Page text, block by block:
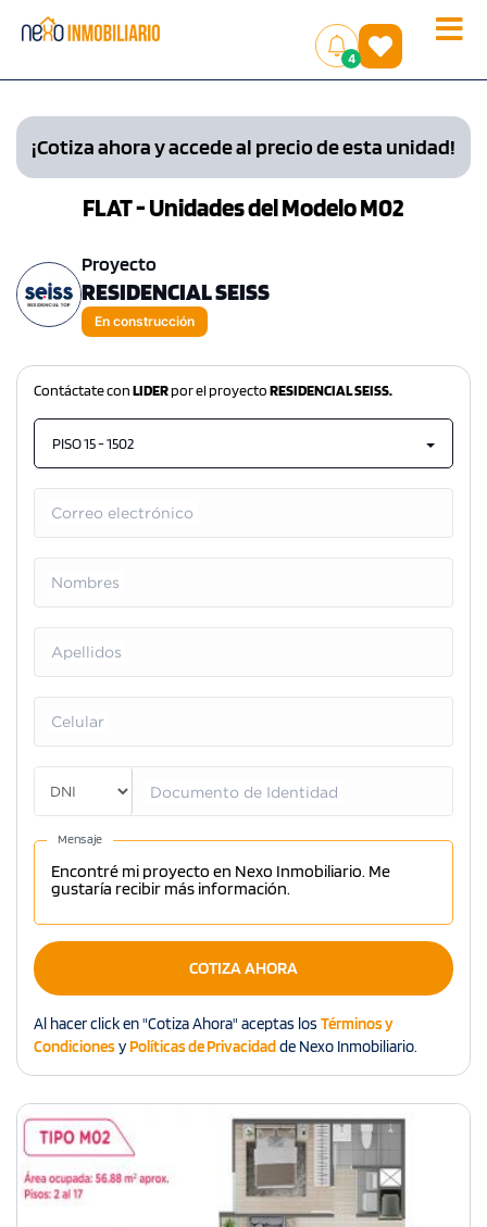
Toggle
4
()
¡Cotiza ahora y accede al precio de esta unidad!
FLAT - Unidades del Modelo M02
Proyecto
RESIDENCIAL SEISS
En construcción
Contáctate conLIDERpor el proyectoRESIDENCIAL SEISS.
PISO 15 - 1502
Correo electrónico
Nombres
Apellidos
Celular
Documento de Identidad
Mensaje
COTIZA AHORA
Al hacer click en "Cotiza Ahora" aceptas los Términos y
CondicionesyPolíticas de Privacidadde Nexo Inmobiliario.